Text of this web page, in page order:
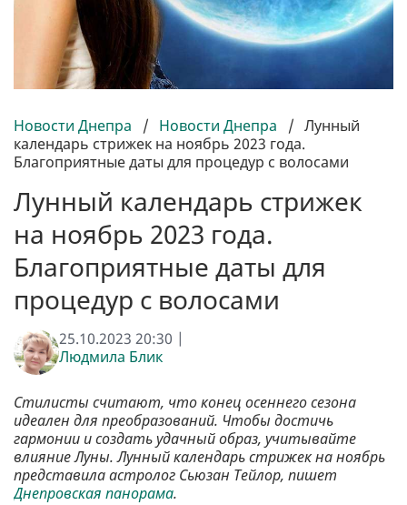
Новости Днепра / Новости Днепра / Лунный
календарь стрижек на ноябрь 2023 года.
Благоприятные даты для процедур с волосами
Лунный календарь стрижек
на ноябрь 2023 года.
Благоприятные даты для
процедур с волосами
25.10.2023 20:30 |
Людмила Блик
Стилисты считают, что конец осеннего сезона
идеален для преобразований. Чтобы достичь
гармонии и создать удачный образ, учитывайте
влияние Луны. Лунный календарь стрижек на ноябрь
представила астролог Сьюзан Тейлор, пишет
Днепровская панорама.